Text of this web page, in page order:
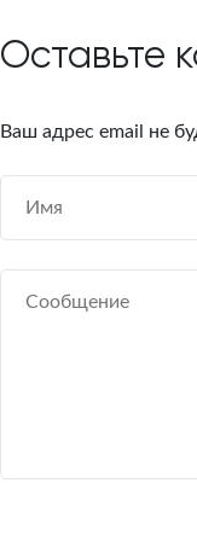
Оставьте
Ваш адрес email не